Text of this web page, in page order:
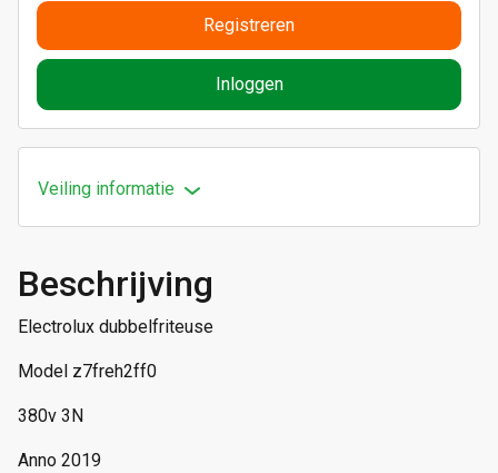
Registreren
Inloggen
Veiling informatie
Beschrijving
Electrolux dubbelfriteuse
Model z7freh2ff0
380v 3N
Anno 2019